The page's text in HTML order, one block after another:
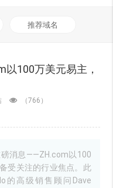
推荐域名
100万美元易主，
（766）
消息——ZH.com以100
受关注的行业焦点。此
的高级销售顾问Dave